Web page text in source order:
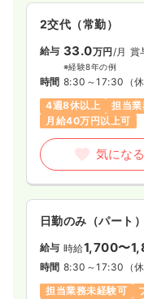
2交代（常勤）
給与 33.0万円/月 賞
※経験8年の例
時間 8:30～17:30 （
4週8休以上
担当
月給40万円以上可
気になる
日勤のみ（パート）
給与 時給1,700〜
時間 8:30～17:30 （
担当業務未経験可